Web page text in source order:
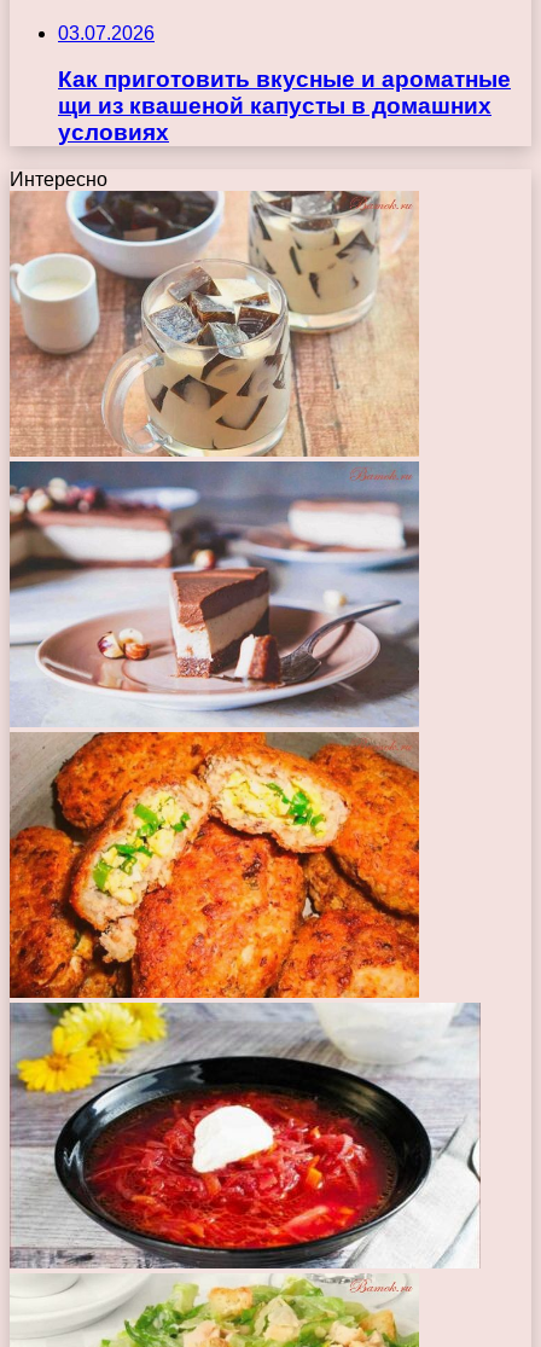
03.07.2026
Как приготовить вкусные и ароматные
щи из квашеной капусты в домашних
условиях
Интересно